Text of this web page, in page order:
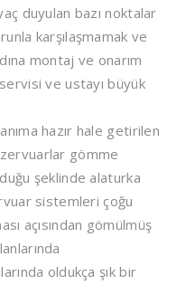
duyulan bazı noktalar
karşılaşmamak ve
montaj ve onarım
ve ustayı büyük
hazır hale getirilen
gömme
şeklinde alaturka
sistemleri çoğu
açısından gömülmüş
oldukça şık bir